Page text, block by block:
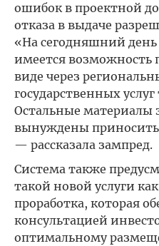
ошибок в проектной
отказа в выдаче
«На сегодняшний
имеется возможность
виде через
государственных
Остальные материалы
вынуждены
— рассказала зампред.
Система также
такой новой услуги
проработка, которая
консультацией
оптимальному